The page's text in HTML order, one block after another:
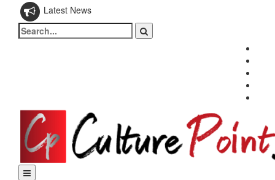
Latest News
Search
for: